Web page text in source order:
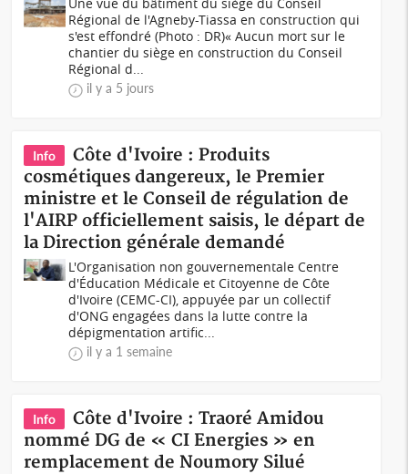
Régional de l'Agneby-Tiassa en construction qui
s'est effondré (Photo : DR)« Aucun mort sur le
chantier du siège en construction du Conseil
Régional d...
il y a 5 jours
Info
Côte d'Ivoire : Produits
cosmétiques dangereux, le Premier
ministre et le Conseil de régulation de
l'AIRP officiellement saisis, le départ de
la Direction générale demandé
L'Organisation non gouvernementale Centre
d'Éducation Médicale et Citoyenne de Côte
d'Ivoire (CEMC-CI), appuyée par un collectif
d'ONG engagées dans la lutte contre la
dépigmentation artific...
il y a 1 semaine
Info
Côte d'Ivoire : Traoré Amidou
nommé DG de « CI Energies » en
remplacement de Noumory Silué